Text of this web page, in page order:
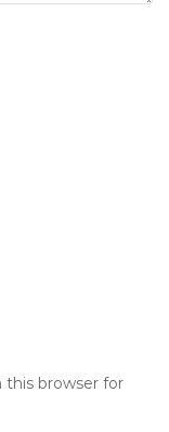
this browser for